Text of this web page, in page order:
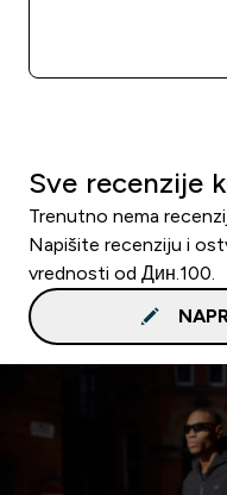
Sve recenzije
Trenutno nema
Napišite recenziju i
vrednosti od Дин.100.